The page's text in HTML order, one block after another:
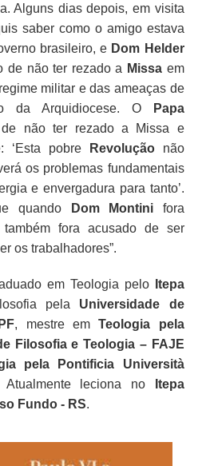
Alguns dias depois, em visita
saber como o amigo estava
brasileiro, e Dom Helder
de não ter rezado a Missaem
militar e das ameaças de
da Arquidiocese. O
Papa
não ter rezado a Missa e
‘Esta pobre
Revoluçãonão
os problemas fundamentais
e envergadura para tanto’.
quando Dom Montini fora
fora acusado de ser
os trabalhadores”.
em Teologia pelo
Itepa
pela Universidade de
, mestre emTeologia pela
Filosofia e Teologia – FAJE
pela Pontificia Università
Atualmente leciona no
Itepa
Fundo - RS.